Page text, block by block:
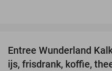
Entree Wunderland
ijs, frisdrank, koffie,